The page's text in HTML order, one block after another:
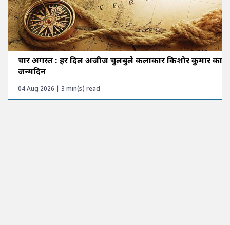
चार अगस्त : हर दिल अजीज चुलबुले कलाकार किशोर कुमार का
जन्मदिन
04 Aug 2026 | 3 min(s) read